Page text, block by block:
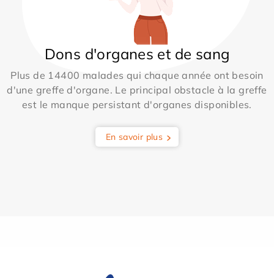
Dons d'organes et de sang
Plus de 14400 malades qui chaque année ont besoin
d'une greffe d'organe. Le principal obstacle à la greffe
est le manque persistant d'organes disponibles.
En savoir plus